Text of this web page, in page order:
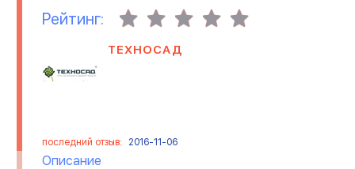
Рейтинг:
ТЕХНОСАД
последний отзыв: 2016-11-06
Описание